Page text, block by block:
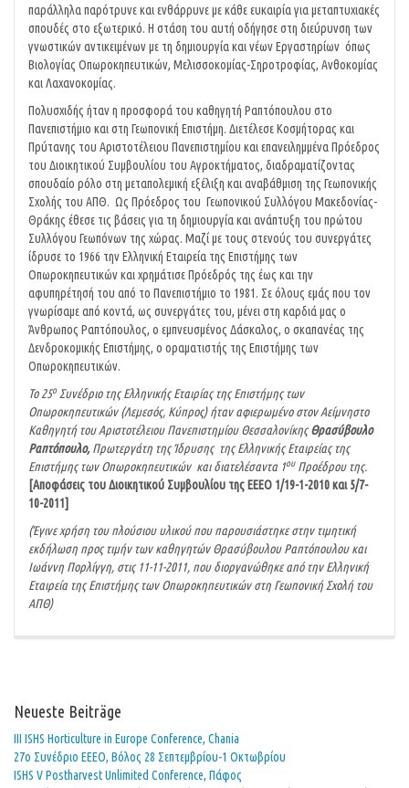
παράλληλα παρότρυνε και ενθάρρυνε με κάθε ευκαιρία για μεταπτυχιακές
σπουδές στο εξωτερικό. Η στάση του αυτή οδήγησε στη διεύρυνση των
γνωστικών αντικειμένων με τη δημιουργία και νέων Εργαστηρίων όπως
Βιολογίας Οπωροκηπευτικών, Μελισσοκομίας-Σηροτροφίας, Ανθοκομίας
και Λαχανοκομίας.
Πολυσχιδής ήταν η προσφορά του καθηγητή Ραπτόπουλου στο
Πανεπιστήμιο και στη Γεωπονική Επιστήμη. Διετέλεσε Κοσμήτορας και
Πρύτανης του Αριστοτέλειου Πανεπιστημίου και επανειλημμένα Πρόεδρος
του Διοικητικού Συμβουλίου του Αγροκτήματος, διαδραματίζοντας
σπουδαίο ρόλο στη μεταπολεμική εξέλιξη και αναβάθμιση της Γεωπονικής
Σχολής του ΑΠΘ. Ως Πρόεδρος του Γεωπονικού Συλλόγου Μακεδονίας-
Θράκης έθεσε τις βάσεις για τη δημιουργία και ανάπτυξη του πρώτου
Συλλόγου Γεωπόνων της χώρας. Μαζί με τους στενούς του συνεργάτες
ίδρυσε το 1966 την Ελληνική Εταιρεία της Επιστήμης των
Οπωροκηπευτικών και χρημάτισε Πρόεδρός της έως και την
αφυπηρέτησή του από το Πανεπιστήμιο το 1981. Σε όλους εμάς που τον
γνωρίσαμε από κοντά, ως συνεργάτες του, μένει στη καρδιά μας ο
Άνθρωπος Ραπτόπουλος, ο εμπνευσμένος Δάσκαλος, ο σκαπανέας της
Δενδροκομικής Επιστήμης, ο οραματιστής της Επιστήμης των
Οπωροκηπευτικών.
Το 25οΣυνέδριο της Ελληνικής Εταιρίας της Επιστήμης των
Οπωροκηπευτικών (Λεμεσός, Κύπρος) ήταν αφιερωμένο στον Αείμνηστο
Καθηγητή του Αριστοτέλειου Πανεπιστημίου ΘεσσαλονίκηςΘρασύβουλο
Ραπτόπουλο,Πρωτεργάτη της Ίδρυσης της Ελληνικής Εταιρείας της
Επιστήμης των Οπωροκηπευτικών και διατελέσαντα 1ουΠροέδρου της.
[Αποφάσεις του Διοικητικού Συμβουλίου της ΕΕΕΟ 1/19-1-2010 και 5/7-
10-2011]
(Έγινε χρήση του πλούσιου υλικού που παρουσιάστηκε στην τιμητική
εκδήλωση προς τιμήν των καθηγητών Θρασύβουλου Ραπτόπουλου και
Ιωάννη Πορλίγγη, στις 11-11-2011, που διοργανώθηκε από την Ελληνική
Εταιρεία της Επιστήμης των Οπωροκηπευτικών στη Γεωπονική Σχολή του
ΑΠΘ)
Neueste Beiträge
ΙΙΙ ISHS Horticulture in Europe Conference, Chania
27o Συνέδριο ΕΕΕΟ, Βόλος 28 Σεπτεμβρίου-1 Οκτωβρίου
ISHS V Postharvest Unlimited Conference, Πάφος